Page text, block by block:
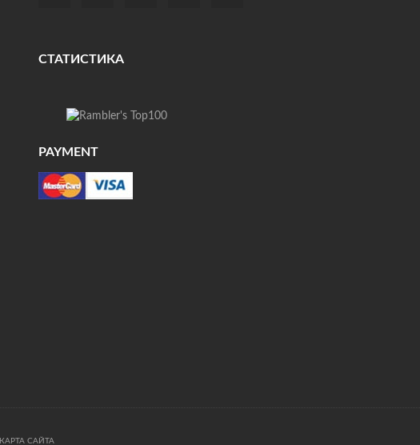
СТАТИСТИКА
PAYMENT
КАРТА САЙТА